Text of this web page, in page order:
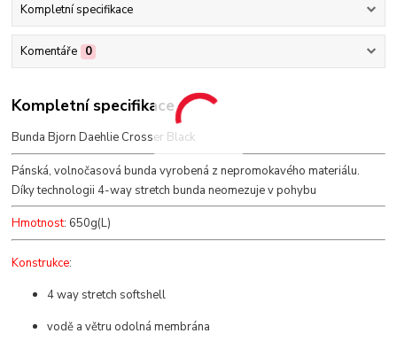
Kompletní specifikace
Komentáře 0
Kompletní specifikace
Bunda Bjorn Daehlie Crosser Black
Pánská, volnočasová bunda vyrobená z nepromokavého materiálu.
Díky technologii 4-way stretch bunda neomezuje v pohybu
Hmotnost: 650g(L)
Konstrukce:
4 way stretch softshell
vodě a větru odolná membrána